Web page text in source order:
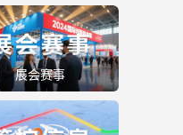
展会赛事